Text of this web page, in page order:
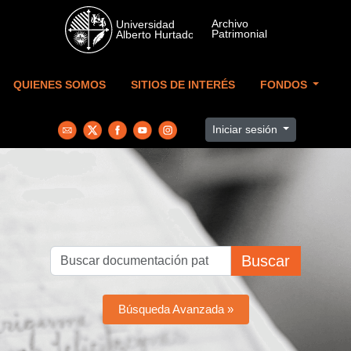
Skip to main content
QUIENES SOMOS SITIOS DE INTERÉS FONDOS
Iniciar sesión
Buscar
Búsqueda Avanzada »